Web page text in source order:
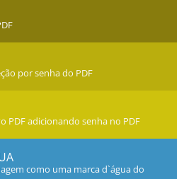
por senha do PDF
PDF adicionando senha no PDF
como uma marca d`água do